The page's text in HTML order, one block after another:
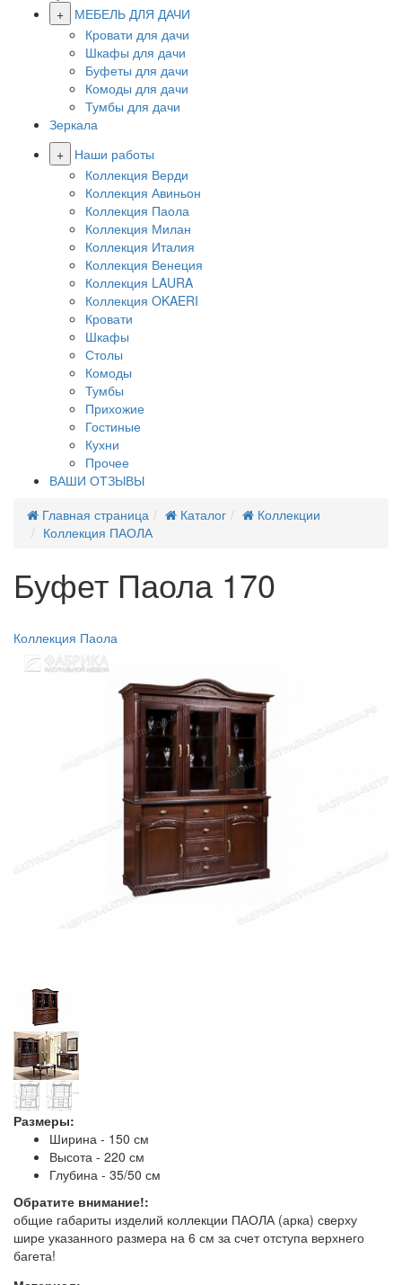
+
МЕБЕЛЬ ДЛЯ ДАЧИ
Кровати для дачи
Шкафы для дачи
Буфеты для дачи
Комоды для дачи
Тумбы для дачи
Зеркала
+
Наши работы
Коллекция Верди
Коллекция Авиньон
Коллекция Паола
Коллекция Милан
Коллекция Италия
Коллекция Венеция
Коллекция LAURA
Коллекция OKAERI
Кровати
Шкафы
Столы
Комоды
Тумбы
Прихожие
Гостиные
Кухни
Прочее
ВАШИ ОТЗЫВЫ
Главная страница
Каталог
Коллекции
Коллекция ПАОЛА
Буфет Паола 170
Коллекция Паола
Размеры:
Ширина - 150 см
Высота - 220 см
Глубина - 35/50 см
Обратите внимание!:
общие габариты изделий коллекции ПАОЛА (арка) сверху
шире указанного размера на 6 см за счет отступа верхнего
багета!